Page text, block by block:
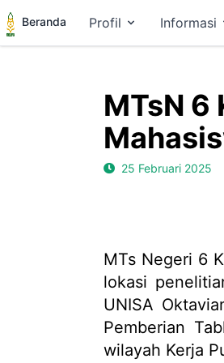
Beranda Profil Informasi
MTsN 6
25 Februari 2025
MTs Negeri 6
lokasi
UNISA
Pemberian
wilayah Kerja